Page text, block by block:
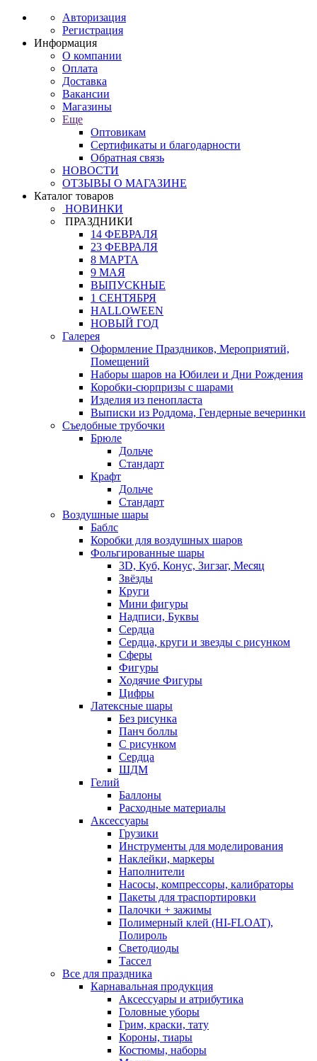
Авторизация
Регистрация
Информация
О компании
Оплата
Доставка
Вакансии
Магазины
Еще
Оптовикам
Сертификаты и благодарности
Обратная связь
НОВОСТИ
ОТЗЫВЫ О МАГАЗИНЕ
Каталог товаров
НОВИНКИ
ПРАЗДНИКИ
14 ФЕВРАЛЯ
23 ФЕВРАЛЯ
8 МАРТА
9 МАЯ
ВЫПУСКНЫЕ
1 СЕНТЯБРЯ
HALLOWEEN
НОВЫЙ ГОД
Галерея
Оформление Праздников, Мероприятий,
Помещений
Наборы шаров на Юбилеи и Дни Рождения
Коробки-сюрпризы с шарами
Изделия из пенопласта
Выписки из Роддома, Гендерные вечеринки
Съедобные трубочки
Брюле
Дольче
Стандарт
Крафт
Дольче
Стандарт
Воздушные шары
Баблс
Коробки для воздушных шаров
Фольгированные шары
3D, Куб, Конус, Зигзаг, Месяц
Звёзды
Круги
Мини фигуры
Надписи, Буквы
Сердца
Сердца, круги и звезды с рисунком
Сферы
Фигуры
Ходячие Фигуры
Цифры
Латексные шары
Без рисунка
Панч боллы
С рисунком
Сердца
ШДМ
Гелий
Баллоны
Расходные материалы
Аксессуары
Грузики
Инструменты для моделирования
Наклейки, маркеры
Наполнители
Насосы, компрессоры, калибраторы
Пакеты для траспортировки
Палочки + зажимы
Полимерный клей (HI-FLOAT),
Полироль
Светодиоды
Тассел
Все для праздника
Карнавальная продукция
Аксессуары и атрибутика
Головные уборы
Грим, краски, тату
Короны, тиары
Костюмы, наборы